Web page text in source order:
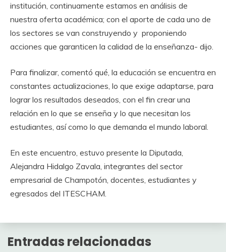
institución, continuamente estamos en análisis de
nuestra oferta académica; con el aporte de cada uno de
los sectores se van construyendo y proponiendo
acciones que garanticen la calidad de la enseñanza- dijo.
Para finalizar, comentó qué, la educación se encuentra en
constantes actualizaciones, lo que exige adaptarse, para
lograr los resultados deseados, con el fin crear una
relación en lo que se enseña y lo que necesitan los
estudiantes, así como lo que demanda el mundo laboral.
En este encuentro, estuvo presente la Diputada,
Alejandra Hidalgo Zavala, integrantes del sector
empresarial de Champotón, docentes, estudiantes y
egresados del ITESCHAM.
Entradas relacionadas